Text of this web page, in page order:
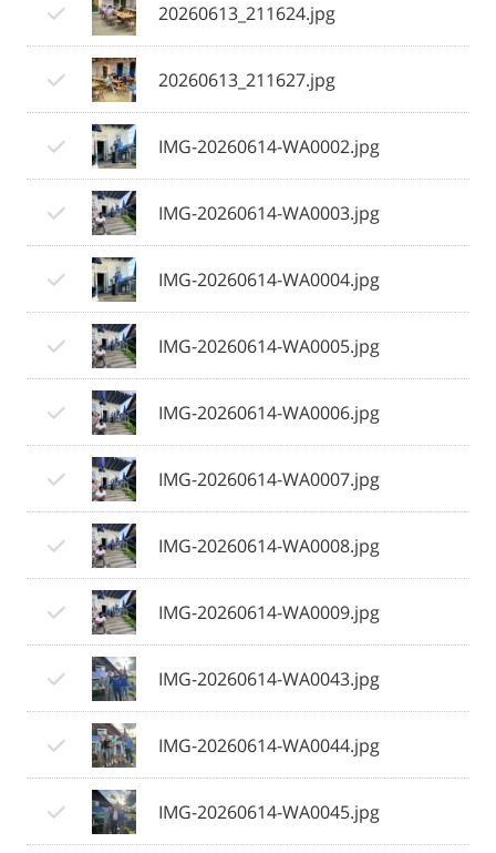
20260613_211624.jpg
20260613_211627.jpg
IMG-20260614-WA0002.jpg
IMG-20260614-WA0003.jpg
IMG-20260614-WA0004.jpg
IMG-20260614-WA0005.jpg
IMG-20260614-WA0006.jpg
IMG-20260614-WA0007.jpg
IMG-20260614-WA0008.jpg
IMG-20260614-WA0009.jpg
IMG-20260614-WA0043.jpg
IMG-20260614-WA0044.jpg
IMG-20260614-WA0045.jpg